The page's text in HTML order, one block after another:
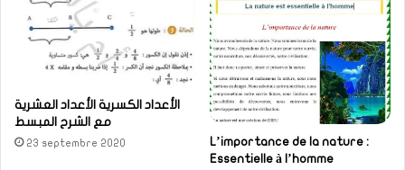
الأعداد الكسرية الأعداد العشرية
مع الشرح المبسط
23 septembre 2020
L’importance de la nature :
Essentielle à l’homme